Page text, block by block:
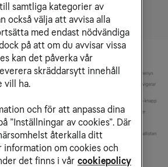
knappar och
samtliga kategorier av
också välja att avvisa alla
med endast nödvändiga
på att om du avvisar vissa
kan det påverka vår
skräddarsytt innehåll
vill ha.
och för att anpassa dina
”Inställningar av cookies”. Där
återkalla ditt
information om cookies och
det finns i vår cookiepolicy